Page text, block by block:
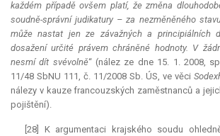
každém případě ovšem platí, že změna
soudně-správní judikatury – za nezměněného
může nastat jen ze závažných a principiálních
dosažení určité právem chráněné hodnoty. V
nesmí dít svévolně“ (nález ze dne 15. 1. 2008,
11/48 SbNU 111, č. 11/2008 Sb. ÚS, ve věci
nálezy v kauze francouzských zaměstnanců a
pojištění).
[28] K argumentaci krajského soudu